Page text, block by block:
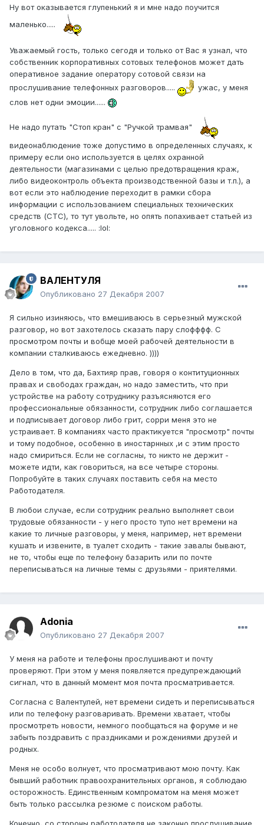
Ну вот оказывается глупенький я и мне надо поучится
маленько.....
Уважаемый гость, только сегодя и только от Вас я узнал, что
собственник корпоративных сотовых телефонов может дать
оперативное задание оператору сотовой связи на
прослушивание телефонных разговоров.....
ужас, у меня
слов нет одни эмоции......
Не надо путать "Стоп кран" с "Ручкой трамвая"
видеонаблюдение тоже допустимо в определенных случаях, к
примеру если оно используется в целях охранной
деятельности (магазинами с целью предотвращения краж,
либо видеоконтроль объекта производственной базы и т.п.), а
вот если это наблюдение переходит в рамки сбора
информации с использованием специальных технических
средств (СТС), то тут увольте, но опять попахивает статьей из
уголовного кодекса..... :lol:
ВАЛЕНТУЛЯ
Опубликовано 27 Декабря 2007
Я сильно изиняюсь, что вмешиваюсь в серьезный мужской
разговор, но вот захотелось сказать пару слофффф. С
просмотром почты и вобще моей рабочей деятельности в
компании сталкиваюсь ежедневно. ))))
Дело в том, что да, Бахтияр прав, говоря о контитуционных
правах и свободах граждан, но надо заместить, что при
устройстве на работу сотруднику разъясняются его
профессиональные обязанности, сотрудник либо соглашается
и подписывает договор либо грит, сорри меня это не
устраивает. В компаниях часто практикуется "просмотр" почты
и тому подобное, особенно в иностарнных ,и с этим просто
надо смириться. Если не согласны, то никто не держит -
можете идти, как говориться, на все четыре стороны.
Попробуйте в таких случаях поставить себя на место
Работодателя.
В любои случае, если сотрудник реально выполняет свои
трудовые обязанности - у него просто тупо нет времени на
какие то личные разговоры, у меня, например, нет времени
кушать и извените, в туалет сходить - такие завалы бывают,
не то, чтобы еще по телефону базарить или по почте
переписываться на личные темы с друзьями - приятелями.
Adonia
Опубликовано 27 Декабря 2007
У меня на работе и телефоны прослушивают и почту
проверяют. При этом у меня появляется предупреждающий
сигнал, что в данный момент моя почта просматривается.
Согласна с Валентулей, нет времени сидеть и переписываться
или по телефону разговаривать. Времени хватает, чтобы
просмотреть новости, немного пообщаться на форуме и не
забыть поздравить с праздниками и рождениями друзей и
родных.
Меня не особо волнует, что просматривают мою почту. Как
бывший работник правоохранительных органов, я соблюдаю
осторожность. Единственным компроматом на меня может
быть только рассылка резюме с поиском работы.